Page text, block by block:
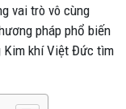
vai trò vô cùng
pháp phổ biến
Kim khí Việt Đức tìm